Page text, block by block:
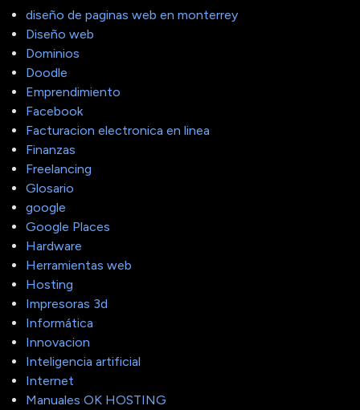
diseño de paginas web en monterrey
Diseño web
Dominios
Doodle
Emprendimiento
Facebook
Facturacion electronica en linea
Finanzas
Freelancing
Glosario
google
Google Places
Hardware
Herramientas web
Hosting
Impresoras 3d
Informática
Innovacion
Inteligencia artificial
Internet
Manuales OK HOSTING